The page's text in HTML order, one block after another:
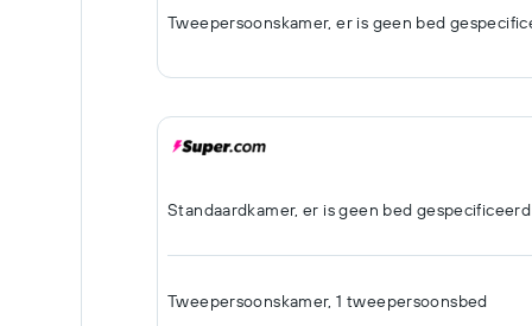
Tweepersoonskamer, er is geen bed
Standaardkamer, er is geen bed gespecificeerd
Tweepersoonskamer, 1 tweepersoonsbed